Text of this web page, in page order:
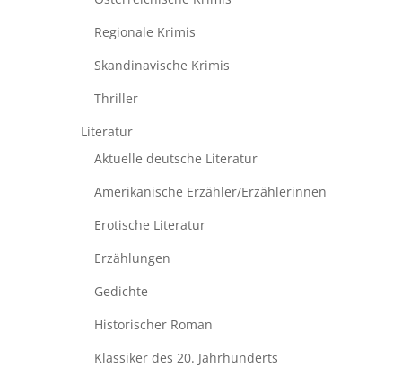
Regionale Krimis
Skandinavische Krimis
Thriller
Literatur
Aktuelle deutsche Literatur
Amerikanische Erzähler/Erzählerinnen
Erotische Literatur
Erzählungen
Gedichte
Historischer Roman
Klassiker des 20. Jahrhunderts